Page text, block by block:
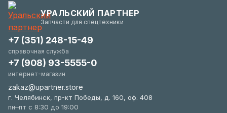
гибки и всегда заинтересованы в вашем
удобстве.
УРАЛЬСКИЙ ПАРТНЕР
Запчасти для спецтехники
+7 (351) 248-15-49
справочная служба
+7 (908) 93-5555-0
интернет-магазин
zakaz@upartner.store
г. Челябинск, пр-кт Победы, д. 160, оф. 408
пн–пт с 8:30 до 19:00